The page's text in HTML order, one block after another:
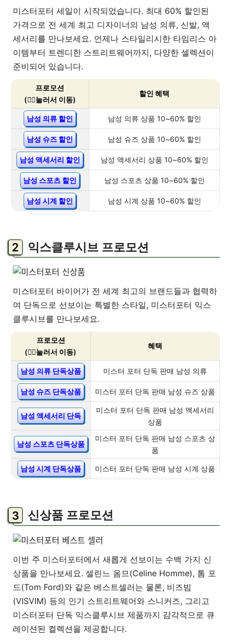
미스터포터 세일이 시작되었습니다. 최대 60% 할인된
가격으로 전 세계 최고 디자이너의 남성 의류, 신발, 액
세서리를 만나보세요. 언제나 스타일리시한 타임리스 아
이템부터 트렌디한 스트리트웨어까지, 다양한 셀렉션이
준비되어 있습니다.
프로모션
(👇🏻눌러서 이동)
할인 혜택
남성 의류 할인 남성 의류 상품 10~60% 할인
남성 슈즈 할인 남성 슈즈 상품 10~60% 할인
남성 액세서리 할인 남성 액세서리 상품 10~60% 할인
남성 스포츠 할인 남성 스포츠 상품 10~60% 할인
남성 시계 할인 남성 시계 상품 10~60% 할인
익스클루시브 프로모션
미스터포터 바이어가 전 세계 최고의 브랜드들과 협력하
여 단독으로 선보이는 특별한 스타일, 미스터포터 익스
클루시브를 만나보세요.
프로모션
(👇🏻눌러서 이동)
혜택
남성 의류 단독상품 미스터 포터 단독 판매 남성 의류
남성 슈즈 단독상품 미스터 포터 단독 판매 남성 슈즈 상품
남성 액세서리 단독
미스터 포터 단독 판매 남성 액세서리
상품
남성 스포츠 단독상품
미스터 포터 단독 판매 남성 스포츠 상
품
남성 시계 단독상품 미스터 포터 단독 판매 남성 시계 상품
신상품 프로모션
이번 주 미스터포터에서 새롭게 선보이는 수백 가지 신
상품을 만나보세요. 셀린느 옴므(Celine Homme), 톰 포
드(Tom Ford)와 같은 베스트셀러는 물론, 비즈빔
(VISVIM) 등의 인기 스트리트웨어와 스니커즈, 그리고
미스터포터 단독 익스클루시브 제품까지 감각적으로 큐
레이션된 컬렉션을 제공합니다.